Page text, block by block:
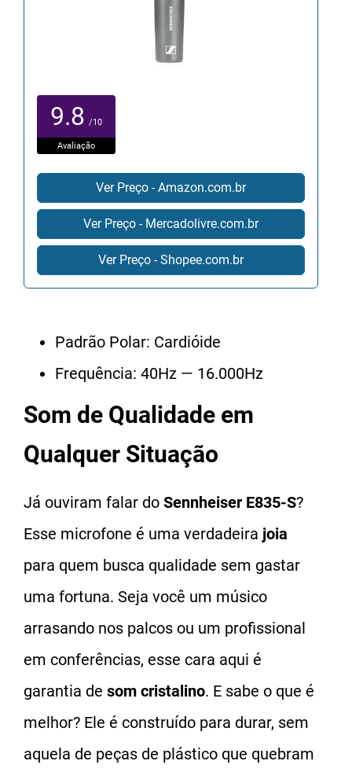
9.8 /10
Avaliação
Ver Preço - Amazon.com.br
Ver Preço - Mercadolivre.com.br
Ver Preço - Shopee.com.br
Padrão Polar: Cardióide
Frequência: 40Hz — 16.000Hz
Som de Qualidade em
Qualquer Situação
Já ouviram falar do Sennheiser E835-S?
Esse microfone é uma verdadeira joia
para quem busca qualidade sem gastar
uma fortuna. Seja você um músico
arrasando nos palcos ou um profissional
em conferências, esse cara aqui é
garantia de som cristalino. E sabe o que é
melhor? Ele é construído para durar, sem
aquela de peças de plástico que quebram